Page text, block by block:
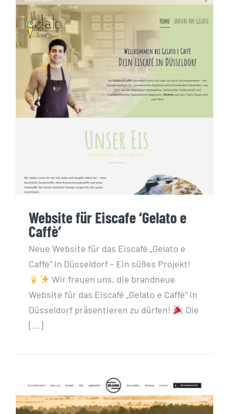
Website für Eiscafe ‘Gelato e
Caffè’
Website für Eiscafe ‘Gelato e
Caffè’
Neue Website für das Eiscafé „Gelato e
Caffè“ in Düsseldorf – Ein süßes Projekt!
Wir freuen uns, die brandneue
Website für das Eiscafé „Gelato e Caffè“ in
Düsseldorf präsentieren zu dürfen!
Die
[...]